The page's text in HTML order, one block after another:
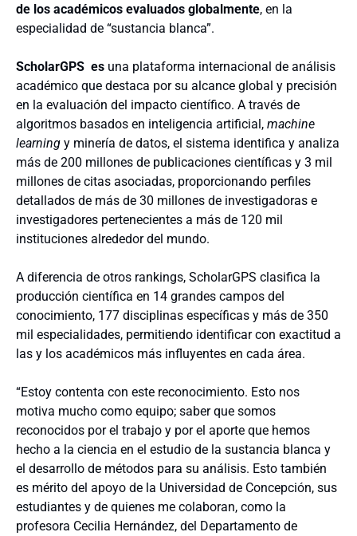
de los académicos evaluados globalmente, en la
especialidad de “sustancia blanca”.
ScholarGPS es una plataforma internacional de análisis
académico que destaca por su alcance global y precisión
en la evaluación del impacto científico. A través de
algoritmos basados en inteligencia artificial, machine
learning y minería de datos, el sistema identifica y analiza
más de 200 millones de publicaciones científicas y 3 mil
millones de citas asociadas, proporcionando perfiles
detallados de más de 30 millones de investigadoras e
investigadores pertenecientes a más de 120 mil
instituciones alrededor del mundo.
A diferencia de otros rankings, ScholarGPS clasifica la
producción científica en 14 grandes campos del
conocimiento, 177 disciplinas específicas y más de 350
mil especialidades, permitiendo identificar con exactitud a
las y los académicos más influyentes en cada área.
“Estoy contenta con este reconocimiento. Esto nos
motiva mucho como equipo; saber que somos
reconocidos por el trabajo y por el aporte que hemos
hecho a la ciencia en el estudio de la sustancia blanca y
el desarrollo de métodos para su análisis. Esto también
es mérito del apoyo de la Universidad de Concepción, sus
estudiantes y de quienes me colaboran, como la
profesora Cecilia Hernández, del Departamento de